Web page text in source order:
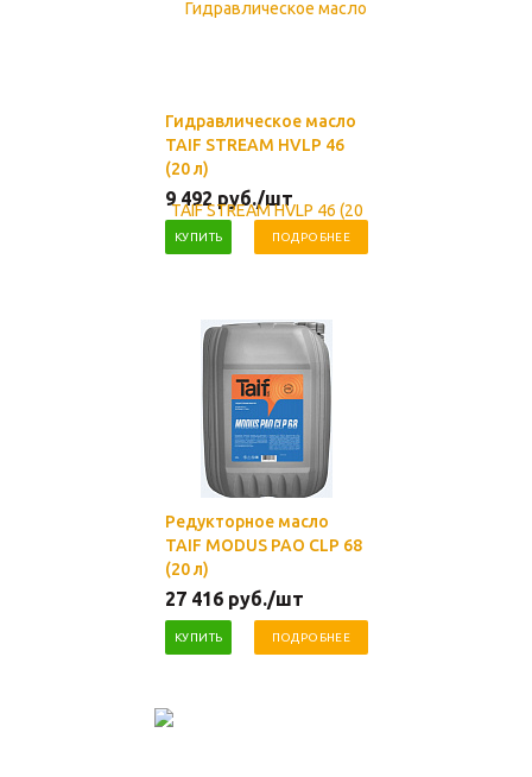
Гидравлическое масло
TAIF STREAM HVLP 46
(20 л)
9 492 руб./шт
КУПИТЬ ПОДРОБНЕЕ
Редукторное масло
TAIF MODUS PAO CLP 68
(20 л)
27 416 руб./шт
КУПИТЬ ПОДРОБНЕЕ